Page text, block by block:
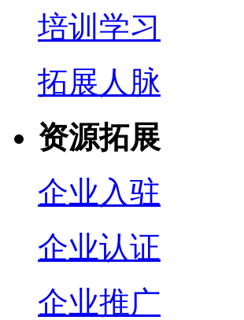
培训学习
拓展人脉
资源拓展
企业入驻
企业认证
企业推广